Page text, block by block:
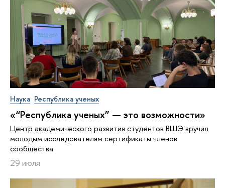
Наука Республика ученых
«“Республика ученых” — это возможности»
Центр академического развития студентов ВШЭ вручил
молодым исследователям сертификаты членов
сообщества
29 июля